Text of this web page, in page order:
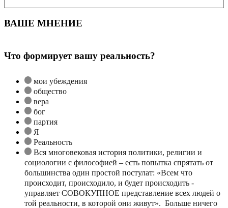
ВАШЕ МНЕНИЕ
Что формирует вашу реальность?
мои убеждения
общество
вера
бог
партия
Я
Реальность
Вся многовековая история политики, религии и
социологии с философией – есть попытка спрятать от
большинства один простой постулат: «Всем что
происходит, происходило, и будет происходить -
управляет СОВОКУПНОЕ представление всех людей о
той реальности, в которой они живут». Больше ничего